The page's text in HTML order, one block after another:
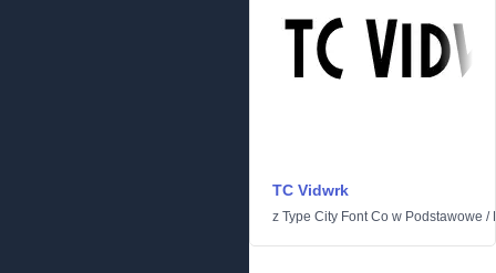
TC Vidwrk
z Type City Font Co w Podstawowe /